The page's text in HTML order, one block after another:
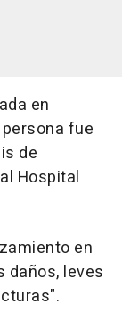
en
fue
de
Hospital
en
daños, leves